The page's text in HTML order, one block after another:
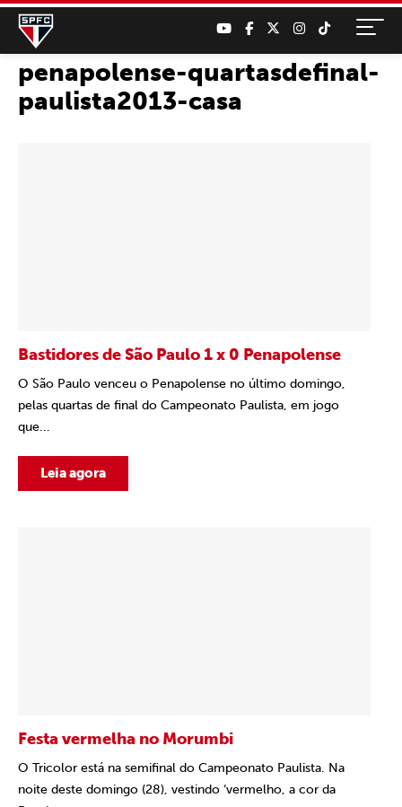
penapolense-quartasdefinal-
paulista2013-casa
Bastidores de São Paulo 1 x 0 Penapolense
O São Paulo venceu o Penapolense no último domingo,
pelas quartas de final do Campeonato Paulista, em jogo
que...
Leia agora
Festa vermelha no Morumbi
O Tricolor está na semifinal do Campeonato Paulista. Na
noite deste domingo (28), vestindo ‘vermelho, a cor da